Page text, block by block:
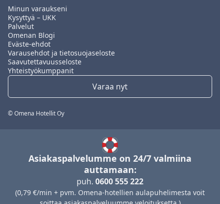
Minun varaukseni
Kysyttyä – UKK
Palvelut
Omenan Blogi
Eväste-ehdot
Varausehdot ja tietosuojaseloste
Saavutettavuusseloste
Yhteistyökumppanit
Varaa nyt
© Omena Hotellit Oy
Asiakaspalvelumme on 24/7 valmiina
auttamaan:
puh. 0600 555 222
(0,79 €/min + pvm. Omena-hotellien aulapuhelimesta voit